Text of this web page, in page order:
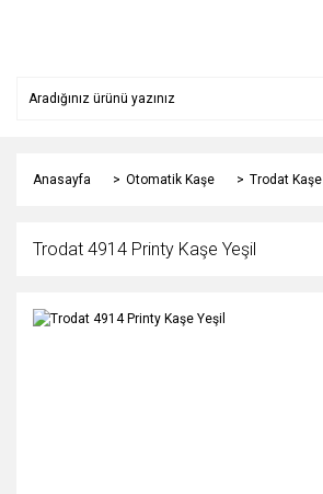
Anasayfa Otomatik Kaşe Trodat Kaşe
Trodat 4914 Printy Kaşe Yeşil